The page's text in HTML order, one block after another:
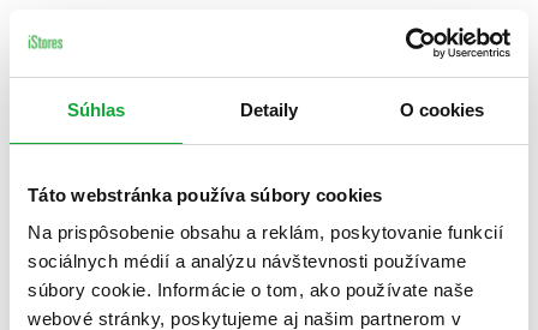
Súhlas Detaily O cookies
Táto webstránka používa súbory cookies
Na prispôsobenie obsahu a reklám, poskytovanie funkcií
sociálnych médií a analýzu návštevnosti používame
súbory cookie. Informácie o tom, ako používate naše
webové stránky, poskytujeme aj našim partnerom v